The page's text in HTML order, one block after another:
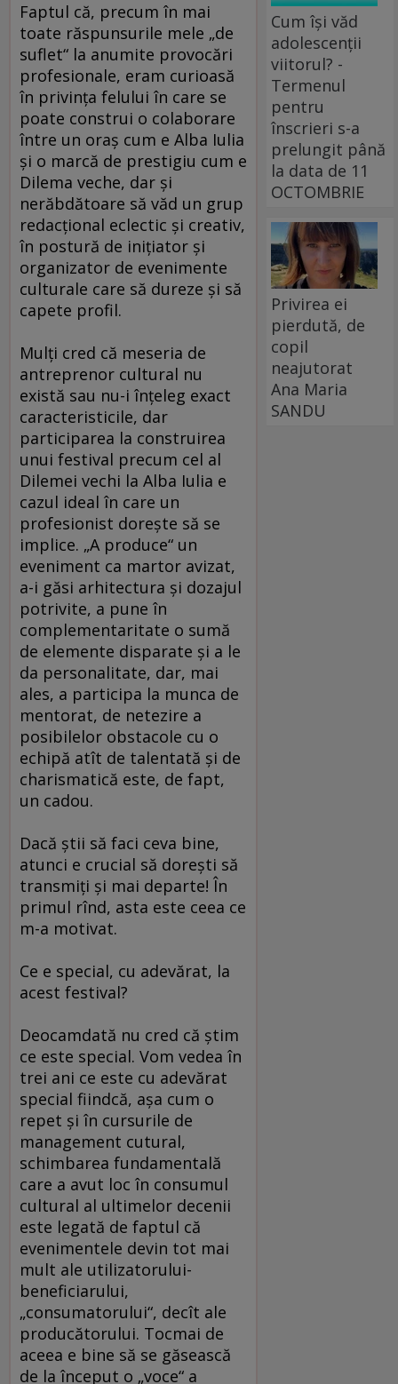
Faptul că, precum în mai
toate răspunsurile mele „de
suflet“ la anumite provocări
profesionale, eram curioasă
în privinţa felului în care se
poate construi o colaborare
între un oraş cum e Alba Iulia
şi o marcă de prestigiu cum e
Dilema veche, dar şi
nerăbdătoare să văd un grup
redacţional eclectic şi creativ,
în postură de iniţiator şi
organizator de evenimente
culturale care să dureze şi să
capete profil.
Mulţi cred că meseria de
antreprenor cultural nu
există sau nu-i înţeleg exact
caracteristicile, dar
participarea la construirea
unui festival precum cel al
Dilemei vechi la Alba Iulia e
cazul ideal în care un
profesionist doreşte să se
implice. „A produce“ un
eveniment ca martor avizat,
a-i găsi arhitectura şi dozajul
potrivite, a pune în
complementaritate o sumă
de elemente disparate şi a le
da personalitate, dar, mai
ales, a participa la munca de
mentorat, de netezire a
posibilelor obstacole cu o
echipă atît de talentată şi de
charismatică este, de fapt,
un cadou.
Dacă ştii să faci ceva bine,
atunci e crucial să doreşti să
transmiţi şi mai departe! În
primul rînd, asta este ceea ce
m-a motivat.
Ce e special, cu adevărat, la
acest festival?
Deocamdată nu cred că ştim
ce este special. Vom vedea în
trei ani ce este cu adevărat
special fiindcă, aşa cum o
repet şi în cursurile de
management cutural,
schimbarea fundamentală
care a avut loc în consumul
cultural al ultimelor decenii
este legată de faptul că
evenimentele devin tot mai
mult ale utilizatorului-
beneficiarului,
„consumatorului“, decît ale
producătorului. Tocmai de
aceea e bine să se găsească
de la început o „voce“ a
Cum își văd
adolescenții
viitorul? -
Termenul
pentru
înscrieri s-a
prelungit până
la data de 11
OCTOMBRIE
Privirea ei
pierdută, de
copil
neajutorat
Ana Maria
SANDU